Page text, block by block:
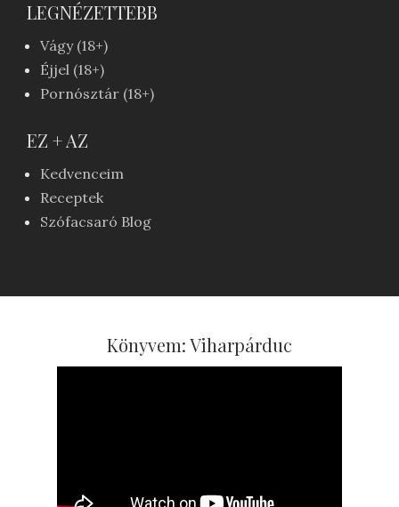
LEGNÉZETTEBB
Vágy (18+)
Éjjel (18+)
Pornósztár (18+)
EZ + AZ
Kedvenceim
Receptek
Szófacsaró Blog
Könyvem: Viharpárduc